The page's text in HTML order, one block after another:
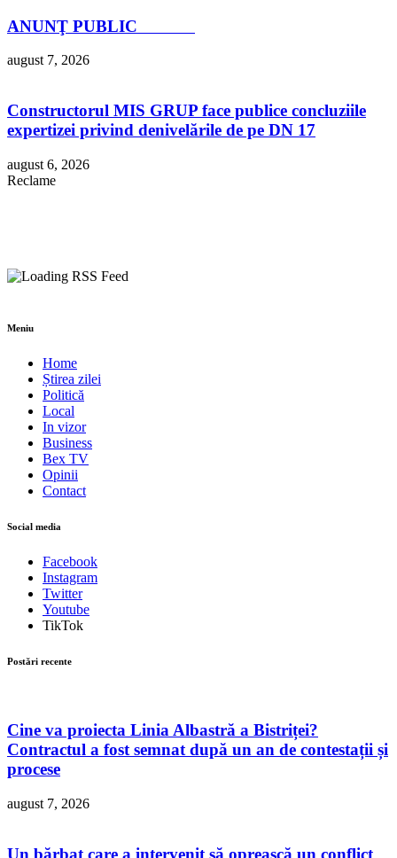
ANUNŢ PUBLIC
august 7, 2026
Constructorul MIS GRUP face publice concluziile
expertizei privind denivelările de pe DN 17
august 6, 2026
Reclame
Meniu
Home
Știrea zilei
Politică
Local
In vizor
Business
Bex TV
Opinii
Contact
Social media
Facebook
Instagram
Twitter
Youtube
TikTok
Postări recente
Cine va proiecta Linia Albastră a Bistriței?
Contractul a fost semnat după un an de contestații și
procese
august 7, 2026
Un bărbat care a intervenit să oprească un conflict